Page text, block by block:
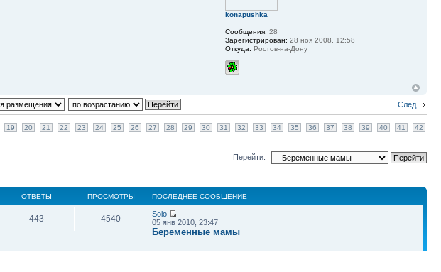
konapushka
Сообщения: 28
Зарегистрирован: 28 ноя 2008, 12:58
Откуда: Ростов-на-Дону
След.
19 20 21 22 23 24 25 26 27 28 29 30 31 32 33 34 35 36 37 38 39 40 41 42
Перейти:
ОТВЕТЫ ПРОСМОТРЫ ПОСЛЕДНЕЕ СООБЩЕНИЕ
443 4540
Solo
05 янв 2010, 23:47
Беременные мамы